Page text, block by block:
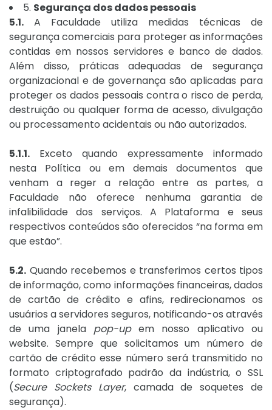
5. Segurança dos dados pessoais
5.1. A Faculdade utiliza medidas técnicas de
segurança comerciais para proteger as informações
contidas em nossos servidores e banco de dados.
Além disso, práticas adequadas de segurança
organizacional e de governança são aplicadas para
proteger os dados pessoais contra o risco de perda,
destruição ou qualquer forma de acesso, divulgação
ou processamento acidentais ou não autorizados.
5.1.1. Exceto quando expressamente informado
nesta Política ou em demais documentos que
venham a reger a relação entre as partes, a
Faculdade não oferece nenhuma garantia de
infalibilidade dos serviços. A Plataforma e seus
respectivos conteúdos são oferecidos “na forma em
que estão”.
5.2. Quando recebemos e transferimos certos tipos
de informação, como informações financeiras, dados
de cartão de crédito e afins, redirecionamos os
usuários a servidores seguros, notificando-os através
de uma janela pop-upem nosso aplicativo ou
website. Sempre que solicitamos um número de
cartão de crédito esse número será transmitido no
formato criptografado padrão da indústria, o SSL
(Secure Sockets Layer, camada de soquetes de
segurança).